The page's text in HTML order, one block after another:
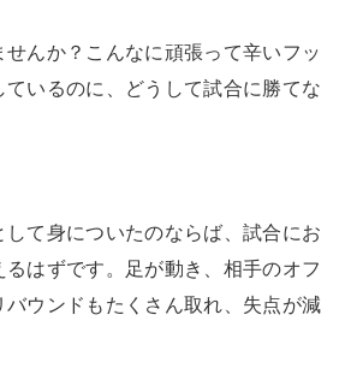
んか？こんなに頑張って辛いフッ
ているのに、どうして試合に勝てな
て身についたのならば、試合にお
はずです。足が動き、相手のオフ
バウンドもたくさん取れ、失点が減